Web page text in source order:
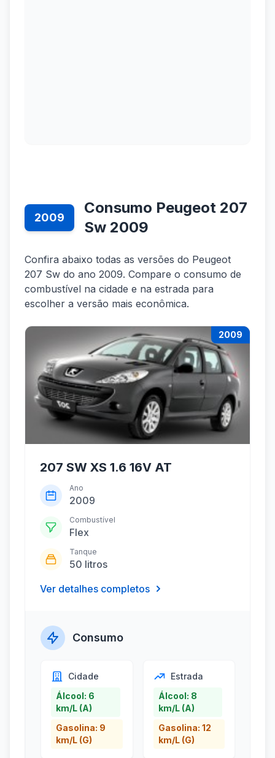
2009
Consumo Peugeot 207
Sw 2009
Confira abaixo todas as versões do Peugeot
207 Sw do ano 2009. Compare o consumo de
combustível na cidade e na estrada para
escolher a versão mais econômica.
2009
207 SW XS 1.6 16V AT
Ano
2009
Combustível
Flex
Tanque
50 litros
Ver detalhes completos
Consumo
Cidade
Álcool: 6
km/L (A)
Gasolina: 9
km/L (G)
Estrada
Álcool: 8
km/L (A)
Gasolina: 12
km/L (G)